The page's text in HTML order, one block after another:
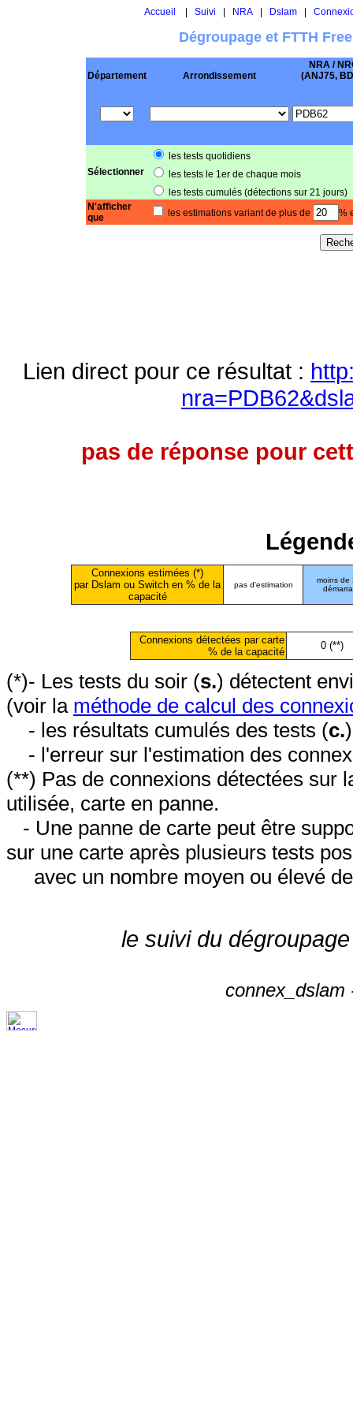
Accueil Suivi NRA| Dslam|
Dégroupage et FTTH
Département Arrondissement
NRA /
(ANJ75,
Sélectionner
les tests quotidiens
les tests le 1er de chaque mois
les tests cumulés (détections sur 21 jours)
N'afficher
que
les estimations variant de plus de %
Lien direct pour ce résultat :
pas de réponse pour
Connexions estimées (*)
par Dslam ou Switch en % de la
capacité
pas d'estimation
moins de
Connexions détectées par carte
% de la capacité
0 (**)
(*)- Les tests du soir (s.) détectent
(voir la méthode de calcul des
- les résultats cumulés des tests (c.
- l'erreur sur l'estimation des
(**) Pas de connexions détectées sur
utilisée, carte en panne.
- Une panne de carte peut être
sur une carte après plusieurs tests
avec un nombre moyen ou élevé
le suivi du
connex_dslam